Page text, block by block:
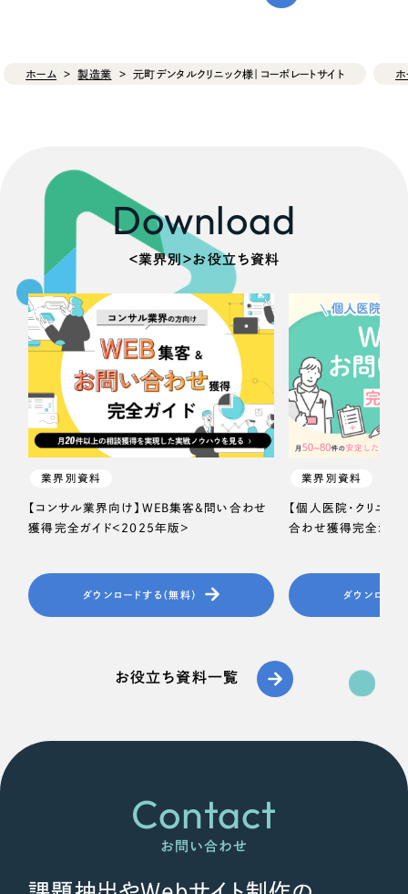
ホーム 製造業 元町デンタルクリニック様｜コーポレートサイト ホ
Download
＜業界別＞お役立ち資料
業界別資料
【コンサル業界向け】WEB集客＆問い合わせ
獲得完全ガイド＜2025年版＞
ダウンロードする（無料）
業界別資料
【個人医院・クリニッ
合わせ獲得完全ガイ
ダウンロード
お役立ち資料一覧
Contact
お問い合わせ